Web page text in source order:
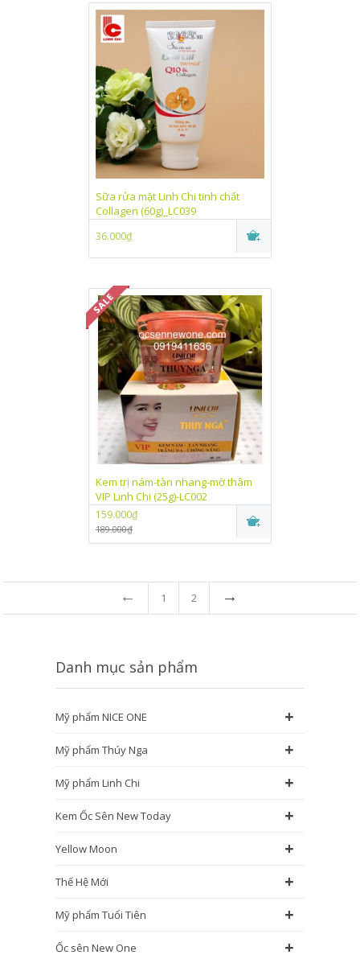
Sữa rửa mặt Linh Chi tinh chất
Collagen (60g)_LC039
36.000₫
Kem trị nám-tàn nhang-mờ thâm
VIP Linh Chi (25g)-LC002
159.000₫
189.000₫
← 1 2 →
Danh mục sản phẩm
Mỹ phẩm NICE ONE +
Mỹ phẩm Thúy Nga +
Mỹ phẩm Linh Chi +
Kem Ốc Sên New Today +
Yellow Moon +
Thế Hệ Mới +
Mỹ phẩm Tuổi Tiên +
Ốc sên New One +